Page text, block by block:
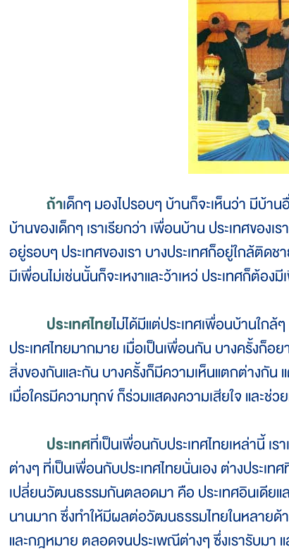
ถ้าเด็กๆ มองไปรอบๆ บ้านก็จะเห็นว่า มีบ้
บ้านของเด็กๆ เราเรียกว่า เพื่อนบ้าน ประเทศของ
อยู่รอบๆ ประเทศของเรา บางประเทศก็อยู่ใกล้ติด
มีเพื่อนไม่เช่นนั้นก็จะเหงาและว้าเหว่ ประเทศก็ต้อง
ประเทศไทยไม่ได้มีแต่ประเทศเพื่อนบ้านใกล้
ประเทศไทยมากมาย เมื่อเป็นเพื่อนกัน บางครั้งก็อ
สิ่งของกันและกัน บางครั้งก็มีความเห็นแตกต่างกั
เมื่อใครมีความทุกข์ ก็ร่วมแสดงความเสียใจ และช่ว
ประเทศที่เป็นเพื่อนกับประเทศไทยเหล่านี้ เร
ต่างๆ ที่เป็นเพื่อนกับประเทศไทยนั่นเอง ต่างประเท
เปลี่ยนวัฒนธรรมกันตลอดมา คือ ประเทศอินเดียแ
นานมาก ซึ่งทำให้มีผลต่อวัฒนธรรมไทยในหลาย
และกฎหมาย ตลอดจนประเพณีต่างๆ ซึ่งเรารับมา